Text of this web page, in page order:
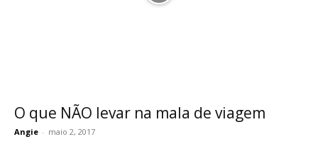
O que NÃO levar na mala de viagem
Angie - maio 2, 2017